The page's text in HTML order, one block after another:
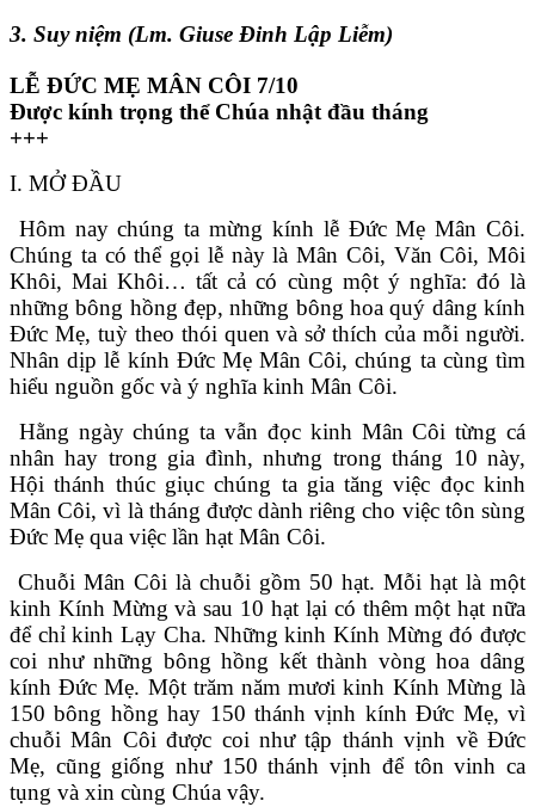
3. Suy niệm (Lm. Giuse Đinh Lập Liễm)
LỄ ĐỨC MẸ MÂN CÔI 7/10
Được kính trọng thể Chúa nhật đầu tháng
+++
I. MỞ ĐẦU
Hôm nay chúng ta mừng kính lễ Đức Mẹ Mân Côi.
Chúng ta có thể gọi lễ này là Mân Côi, Văn Côi, Môi
Khôi, Mai Khôi… tất cả có cùng một ý nghĩa: đó là
những bông hồng đẹp, những bông hoa quý dâng kính
Đức Mẹ, tuỳ theo thói quen và sở thích của mỗi người.
Nhân dịp lễ kính Đức Mẹ Mân Côi, chúng ta cùng tìm
hiểu nguồn gốc và ý nghĩa kinh Mân Côi.
Hằng ngày chúng ta vẫn đọc kinh Mân Côi từng cá
nhân hay trong gia đình, nhưng trong tháng 10 này,
Hội thánh thúc giục chúng ta gia tăng việc đọc kinh
Mân Côi, vì là tháng được dành riêng cho việc tôn sùng
Đức Mẹ qua việc lần hạt Mân Côi.
Chuỗi Mân Côi là chuỗi gồm 50 hạt. Mỗi hạt là một
kinh Kính Mừng và sau 10 hạt lại có thêm một hạt nữa
để chỉ kinh Lạy Cha. Những kinh Kính Mừng đó được
coi như những bông hồng kết thành vòng hoa dâng
kính Đức Mẹ. Một trăm năm mươi kinh Kính Mừng là
150 bông hồng hay 150 thánh vịnh kính Đức Mẹ, vì
chuỗi Mân Côi được coi như tập thánh vịnh về Đức
Mẹ, cũng giống như 150 thánh vịnh để tôn vinh ca
tụng và xin cùng Chúa vậy.